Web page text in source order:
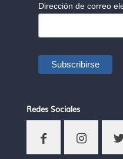
Dirección de correo
Redes Sociales